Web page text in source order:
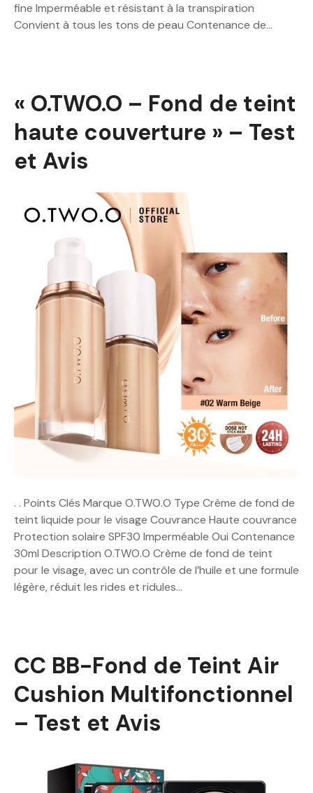
fine Imperméable et résistant à la transpiration
Convient à tous les tons de peau Contenance de…
« O.TWO.O – Fond de teint
haute couverture » – Test
et Avis
. . Points Clés Marque O.TWO.O Type Crème de fond de
teint liquide pour le visage Couvrance Haute couvrance
Protection solaire SPF30 Imperméable Oui Contenance
30ml Description O.TWO.O Crème de fond de teint
pour le visage, avec un contrôle de l’huile et une formule
légère, réduit les rides et ridules…
CC BB-Fond de Teint Air
Cushion Multifonctionnel
– Test et Avis